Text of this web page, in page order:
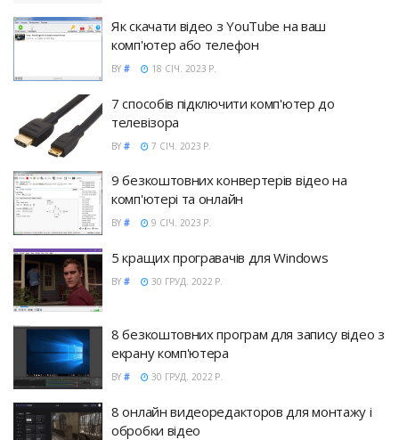
Як скачати відео з YouTube на ваш
комп'ютер або телефон
BY # 18 СІЧ. 2023 Р.
7 способів підключити комп'ютер до
телевізора
BY # 7 СІЧ. 2023 Р.
9 безкоштовних конвертерів відео на
комп'ютері та онлайн
BY # 9 СІЧ. 2023 Р.
5 кращих програвачів для Windows
BY # 30 ГРУД. 2022 Р.
8 безкоштовних програм для запису відео з
екрану комп'ютера
BY # 30 ГРУД. 2022 Р.
8 онлайн видеоредакторов для монтажу і
обробки відео